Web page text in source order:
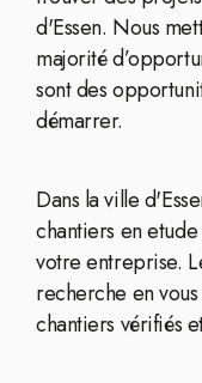
d'Essen. Nous
majorité
sont des
démarrer.
Dans la ville
chantiers en
votre entreprise.
recherche en
chantiers vérifiés